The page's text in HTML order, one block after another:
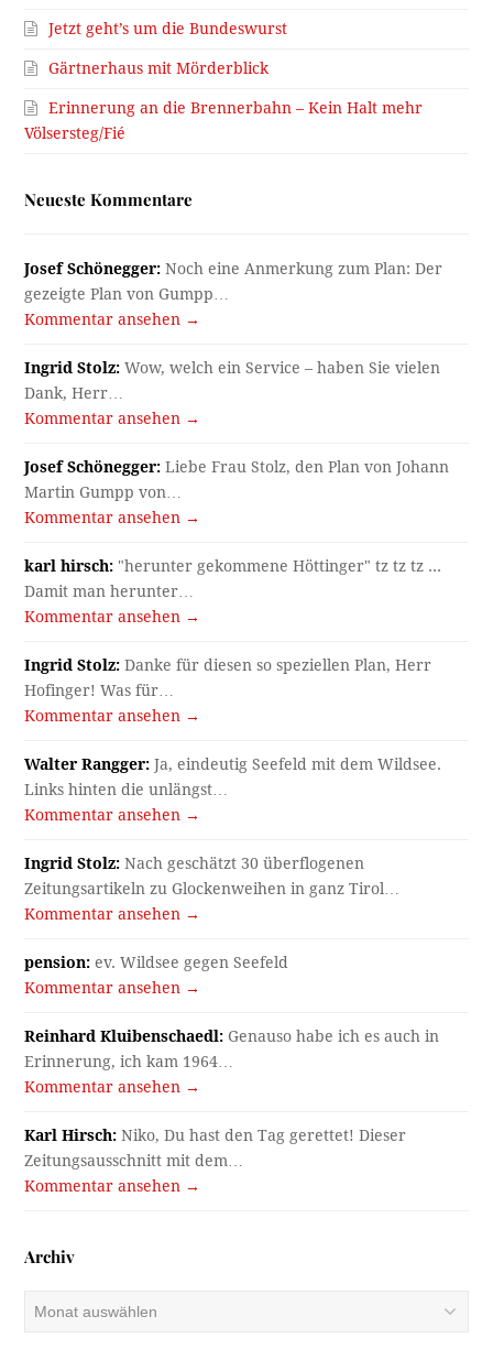
Jetzt geht’s um die Bundeswurst
Gärtnerhaus mit Mörderblick
Erinnerung an die Brennerbahn – Kein Halt mehr
Völsersteg/Fié
Neueste Kommentare
Josef Schönegger: Noch eine Anmerkung zum Plan: Der
gezeigte Plan von Gumpp…
Kommentar ansehen →
Ingrid Stolz: Wow, welch ein Service – haben Sie vielen
Dank, Herr…
Kommentar ansehen →
Josef Schönegger: Liebe Frau Stolz, den Plan von Johann
Martin Gumpp von…
Kommentar ansehen →
karl hirsch: "herunter gekommene Höttinger" tz tz tz ...
Damit man herunter…
Kommentar ansehen →
Ingrid Stolz: Danke für diesen so speziellen Plan, Herr
Hofinger! Was für…
Kommentar ansehen →
Walter Rangger: Ja, eindeutig Seefeld mit dem Wildsee.
Links hinten die unlängst…
Kommentar ansehen →
Ingrid Stolz: Nach geschätzt 30 überflogenen
Zeitungsartikeln zu Glockenweihen in ganz Tirol…
Kommentar ansehen →
pension: ev. Wildsee gegen Seefeld
Kommentar ansehen →
Reinhard Kluibenschaedl: Genauso habe ich es auch in
Erinnerung, ich kam 1964…
Kommentar ansehen →
Karl Hirsch: Niko, Du hast den Tag gerettet! Dieser
Zeitungsausschnitt mit dem…
Kommentar ansehen →
Archiv